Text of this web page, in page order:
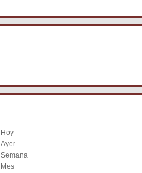
Hoy
Ayer
Semana
Mes